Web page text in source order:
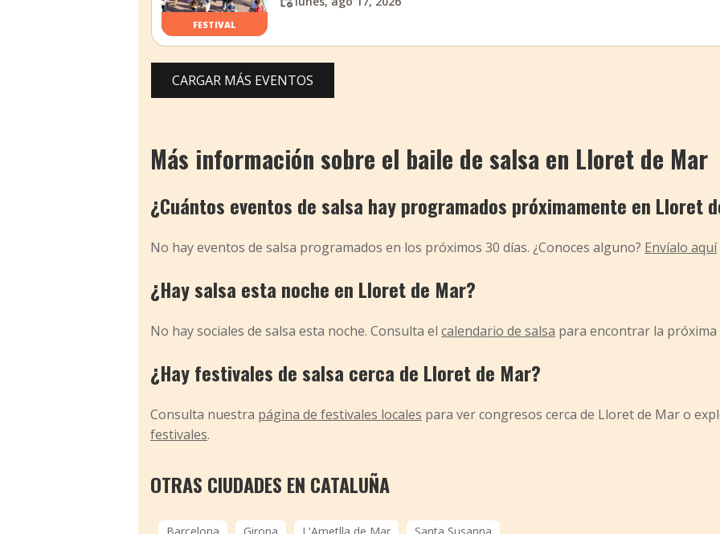
FESTIVAL
CARGAR MÁS EVENTOS
Más información sobre el baile de salsa en Lloret de Mar
¿Cuántos eventos de salsa hay programados próximamente en Lloret
No hay eventos de salsa programados en los próximos 30 días. ¿Conoces alguno? Envíalo aquí
¿Hay salsa esta noche en Lloret de Mar?
No hay sociales de salsa esta noche. Consulta el calendario de salsa para encontrar la próxima
¿Hay festivales de salsa cerca de Lloret de Mar?
Consulta nuestra página de festivales locales para ver congresos cerca de Lloret de Mar o
festivales.
OTRAS CIUDADES EN CATALUÑA